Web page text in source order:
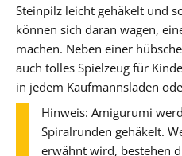
Steinpilz leicht gehäkelt und
können sich daran wagen,
machen. Neben einer
auch tolles Spielzeug für
in jedem Kaufmannsladen
Hinweis: Amigurumi
Spiralrunden gehäkelt.
erwähnt wird, bestehen